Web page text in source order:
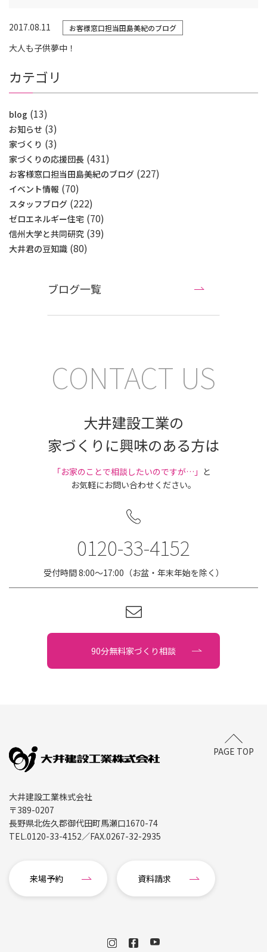
2017.08.11 お客様窓口担当田島美紀のブログ
大人も子供夢中！
カテゴリ
blog (13)
お知らせ (3)
家づくり (3)
家づくりの応援団長 (431)
お客様窓口担当田島美紀のブログ (227)
イベント情報 (70)
スタッフブログ (222)
ゼロエネルギー住宅 (70)
信州大学と共同研究 (39)
大井君の豆知識 (80)
ブログ一覧
CONTACT US
大井建設工業の
家づくりに興味のある方は
｢お家のことで相談したいのですが…」 と
お気軽にお問い合わせください。
0120-33-4152
受付時間 8:00〜17:00（お盆・年末年始を除く）
90分無料家づくり相談
PAGE TOP
大井建設工業株式会社
〒389-0207
長野県北佐久郡御代田町馬瀬口1670-74
TEL.0120-33-4152／FAX.0267-32-2935
来場予約 資料請求